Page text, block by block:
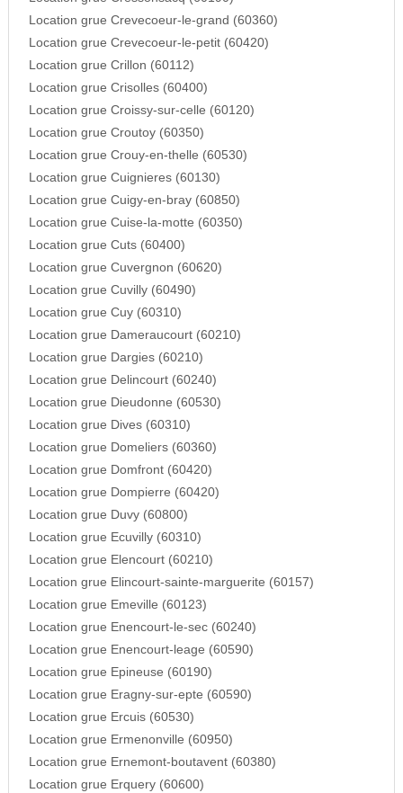
Location grue Crevecoeur-le-grand (60360)
Location grue Crevecoeur-le-petit (60420)
Location grue Crillon (60112)
Location grue Crisolles (60400)
Location grue Croissy-sur-celle (60120)
Location grue Croutoy (60350)
Location grue Crouy-en-thelle (60530)
Location grue Cuignieres (60130)
Location grue Cuigy-en-bray (60850)
Location grue Cuise-la-motte (60350)
Location grue Cuts (60400)
Location grue Cuvergnon (60620)
Location grue Cuvilly (60490)
Location grue Cuy (60310)
Location grue Dameraucourt (60210)
Location grue Dargies (60210)
Location grue Delincourt (60240)
Location grue Dieudonne (60530)
Location grue Dives (60310)
Location grue Domeliers (60360)
Location grue Domfront (60420)
Location grue Dompierre (60420)
Location grue Duvy (60800)
Location grue Ecuvilly (60310)
Location grue Elencourt (60210)
Location grue Elincourt-sainte-marguerite (60157)
Location grue Emeville (60123)
Location grue Enencourt-le-sec (60240)
Location grue Enencourt-leage (60590)
Location grue Epineuse (60190)
Location grue Eragny-sur-epte (60590)
Location grue Ercuis (60530)
Location grue Ermenonville (60950)
Location grue Ernemont-boutavent (60380)
Location grue Erquery (60600)